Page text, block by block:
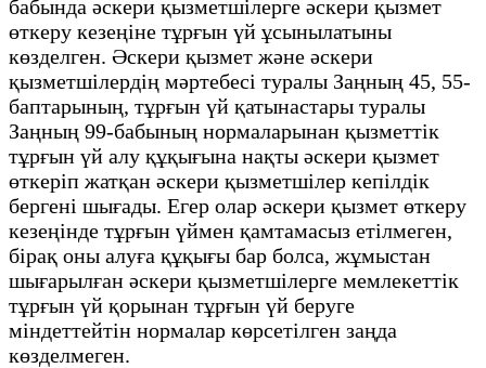
бабында әскери қызметшілерге әскери қызмет
өткеру кезеңіне тұрғын үй ұсынылатыны
көзделген. Әскери қызмет және әскери
қызметшілердің мәртебесі туралы Заңның 45, 55-
баптарының, тұрғын үй қатынастары туралы
Заңның 99-бабының нормаларынан қызметтік
тұрғын үй алу құқығына нақты әскери қызмет
өткеріп жатқан әскери қызметшілер кепілдік
бергені шығады. Егер олар әскери қызмет өткеру
кезеңінде тұрғын үймен қамтамасыз етілмеген,
бірақ оны алуға құқығы бар болса, жұмыстан
шығарылған әскери қызметшілерге мемлекеттік
тұрғын үй қорынан тұрғын үй беруге
міндеттейтін нормалар көрсетілген заңда
көзделмеген.